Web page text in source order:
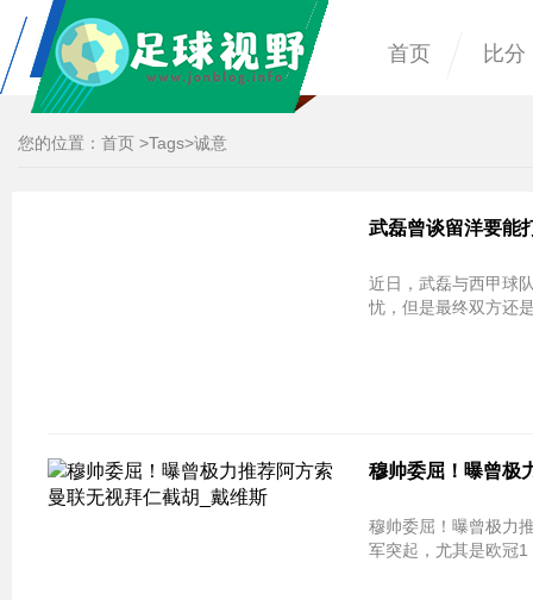
首页 比分
您的位置： 首页 >Tags>诚意
武磊曾谈留洋要能
近日，武磊与西甲球
忧，但是最终双方还
穆帅委屈！曝曾极
穆帅委屈！曝曾极力推荐阿方索 曼
军突起，尤其是欧冠